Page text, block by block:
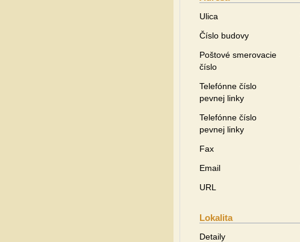
Ulica
Číslo budovy
Poštové smerovacie
číslo
Telefónne číslo
pevnej linky
Telefónne číslo
pevnej linky
Fax
Email
URL
Lokalita
Detaily